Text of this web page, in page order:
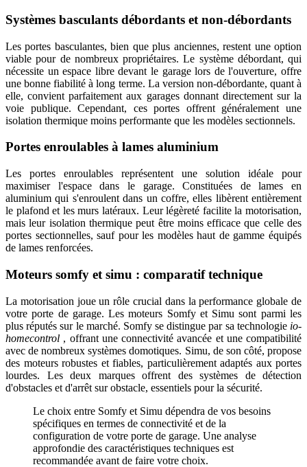
Systèmes basculants débordants et non-débordants
Les portes basculantes, bien que plus anciennes, restent une option
viable pour de nombreux propriétaires. Le système débordant, qui
nécessite un espace libre devant le garage lors de l'ouverture, offre
une bonne fiabilité à long terme. La version non-débordante, quant à
elle, convient parfaitement aux garages donnant directement sur la
voie publique. Cependant, ces portes offrent généralement une
isolation thermique moins performante que les modèles sectionnels.
Portes enroulables à lames aluminium
Les portes enroulables représentent une solution idéale pour
maximiser l'espace dans le garage. Constituées de lames en
aluminium qui s'enroulent dans un coffre, elles libèrent entièrement
le plafond et les murs latéraux. Leur légèreté facilite la motorisation,
mais leur isolation thermique peut être moins efficace que celle des
portes sectionnelles, sauf pour les modèles haut de gamme équipés
de lames renforcées.
Moteurs somfy et simu : comparatif technique
La motorisation joue un rôle crucial dans la performance globale de
votre porte de garage. Les moteurs Somfy et Simu sont parmi les
plus réputés sur le marché. Somfy se distingue par sa technologie io-
homecontrol , offrant une connectivité avancée et une compatibilité
avec de nombreux systèmes domotiques. Simu, de son côté, propose
des moteurs robustes et fiables, particulièrement adaptés aux portes
lourdes. Les deux marques offrent des systèmes de détection
d'obstacles et d'arrêt sur obstacle, essentiels pour la sécurité.
Le choix entre Somfy et Simu dépendra de vos besoins
spécifiques en termes de connectivité et de la
configuration de votre porte de garage. Une analyse
approfondie des caractéristiques techniques est
recommandée avant de faire votre choix.